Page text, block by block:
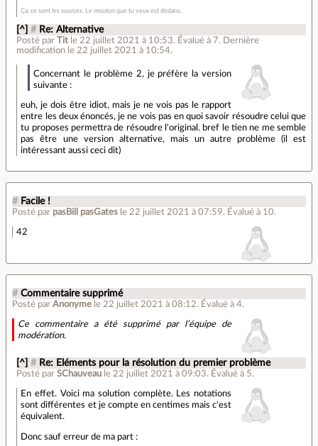
Ça, ce sont les sources. Le mouton que tu veux est dedans.
[^] # Re: Alternative
Posté parTit le 22 juillet 2021 à 10:53. Évalué à7. Dernière
modification le 22 juillet 2021 à 10:54.
Concernant le problème 2, je préfère la version
suivante :
euh, je dois être idiot, mais je ne vois pas le rapport
entre les deux énoncés, je ne vois pas en quoi savoir résoudre celui que
tu proposes permettra de résoudre l'original. bref le tien ne me semble
pas être une version alternative, mais un autre problème (il est
intéressant aussi ceci dit)
# Facile !
Posté par pasBill pasGates le 22 juillet 2021 à 07:59. Évalué à 10.
42
# Commentaire supprimé
Posté par Anonyme le 22 juillet 2021 à 08:12. Évalué à 4.
Ce commentaire a été supprimé par l’équipe de
modération.
[^] # Re: Eléments pour la résolution du premier problème
Posté parSChauveau le 22 juillet 2021 à 09:03. Évalué à 5.
En effet. Voici ma solution complète. Les notations
sont différentes et je compte en centimes mais c'est
équivalent.
Donc sauf erreur de ma part :